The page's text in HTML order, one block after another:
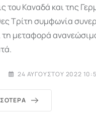
του Καναδά και της
Τρίτη συμφωνία
μεταφορά
24 ΑΥΓΟΎΣΤΟΥ 2022